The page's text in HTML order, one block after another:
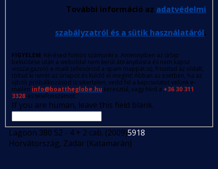
További információ az adatvédelmi
szabályzatról és a sütik használatáról.
FIGYELEM: Kérésed fontos számunkra. Amennyiben az űrlap
beküldése után a weboldal nem kerül átirányításra és nem kapsz
visszaigazoló e-mailt (ellenőrizd a spam mappát is), frissítsd az oldalt,
töltsd ki ismét az űrlapot és küldd el megint! Abban az esetben, ha az
újbóli próbálkozásod is sikertelen, vedd fel a kapcsolatot velünk e-
mailen info@boattheglobe.hu keresztül, vagy hívd a +36 30 311
3328-as telefonszámot.
If you are human, leave this field blank.
Lagoon 380 S2 - 4 + 2 cab. (2009)5918
Horvátország, Zadar (Katamarán)